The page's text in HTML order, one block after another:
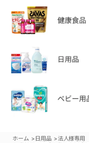
ホーム > 日用品 >法人様専用